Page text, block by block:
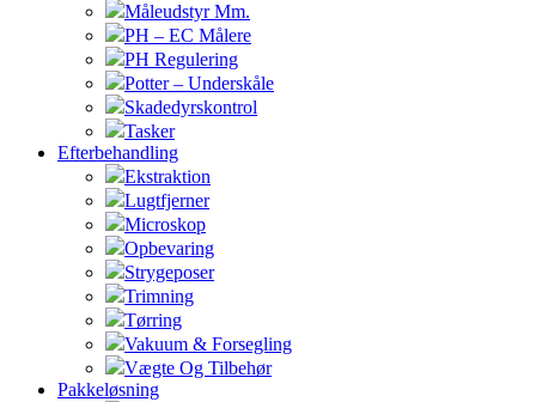
Måleudstyr Mm.
PH – EC Målere
PH Regulering
Potter – Underskåle
Skadedyrskontrol
Tasker
Efterbehandling
Ekstraktion
Lugtfjerner
Microskop
Opbevaring
Strygeposer
Trimning
Tørring
Vakuum & Forsegling
Vægte Og Tilbehør
Pakkeløsning